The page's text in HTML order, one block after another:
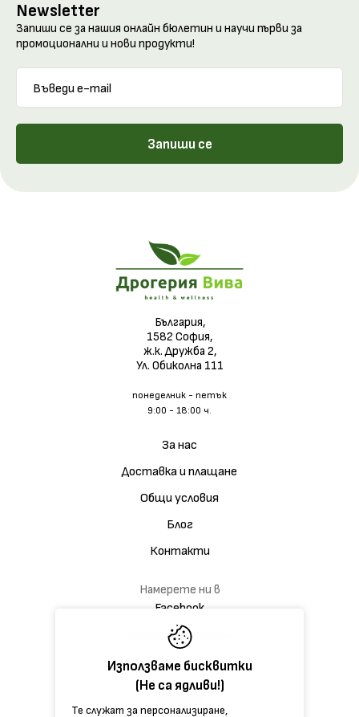
Използваме бисквитки
(Не са ядливи!)
Те служат за персонализиране,
Newsletter
Запиши се за нашия онлайн бюлетин и научи първи за
промоционални и нови продукти!
Запиши се
България,
1582 София,
ж.к. Дружба 2,
Ул. Обиколна 111
понеделник - петък
9:00 - 18:00 ч.
За нас
Доставка и плащане
Общи условия
Блог
Контакти
Намерете ни в
Facebook
Дискусионна група